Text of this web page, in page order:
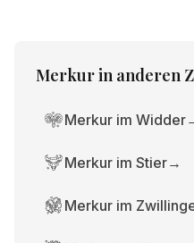
Merkurin anderen
Merkur im Widder
Merkur im Stier→
Merkur im